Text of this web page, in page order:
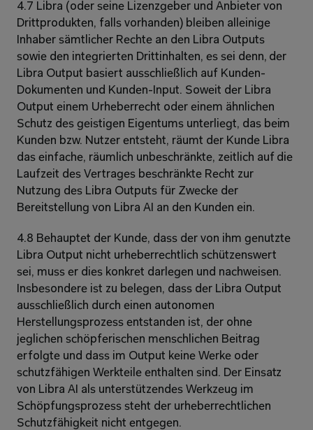
4.7 Libra (oder seine Lizenzgeber und Anbieter von
Drittprodukten, falls vorhanden) bleiben alleinige
Inhaber sämtlicher Rechte an den Libra Outputs
sowie den integrierten Drittinhalten, es sei denn, der
Libra Output basiert ausschließlich auf Kunden-
Dokumenten und Kunden-Input. Soweit der Libra
Output einem Urheberrecht oder einem ähnlichen
Schutz des geistigen Eigentums unterliegt, das beim
Kunden bzw. Nutzer entsteht, räumt der Kunde Libra
das einfache, räumlich unbeschränkte, zeitlich auf die
Laufzeit des Vertrages beschränkte Recht zur
Nutzung des Libra Outputs für Zwecke der
Bereitstellung von Libra AI an den Kunden ein.
4.8 Behauptet der Kunde, dass der von ihm genutzte
Libra Output nicht urheberrechtlich schützenswert
sei, muss er dies konkret darlegen und nachweisen.
Insbesondere ist zu belegen, dass der Libra Output
ausschließlich durch einen autonomen
Herstellungsprozess entstanden ist, der ohne
jeglichen schöpferischen menschlichen Beitrag
erfolgte und dass im Output keine Werke oder
schutzfähigen Werkteile enthalten sind. Der Einsatz
von Libra AI als unterstützendes Werkzeug im
Schöpfungsprozess steht der urheberrechtlichen
Schutzfähigkeit nicht entgegen.